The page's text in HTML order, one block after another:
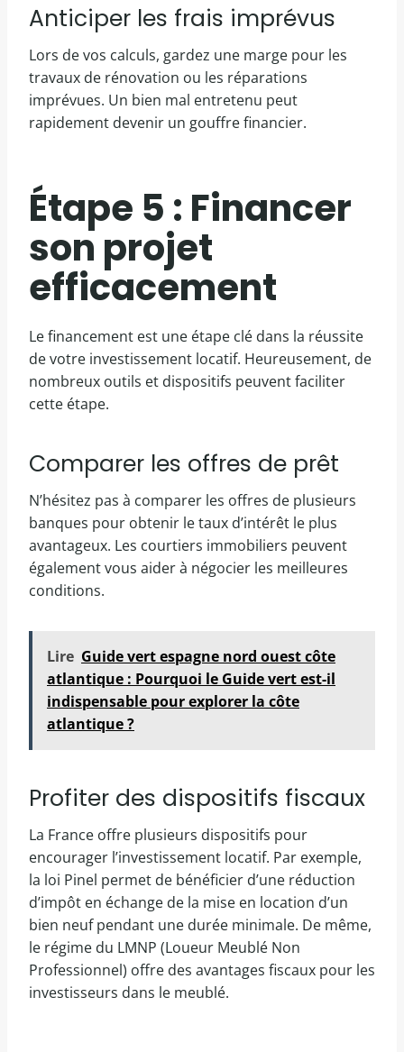
Anticiper les frais imprévus
Lors de vos calculs, gardez une marge pour les
travaux de rénovation ou les réparations
imprévues. Un bien mal entretenu peut
rapidement devenir un gouffre financier.
Étape 5 : Financer
son projet
efficacement
Le financement est une étape clé dans la réussite
de votre investissement locatif. Heureusement, de
nombreux outils et dispositifs peuvent faciliter
cette étape.
Comparer les offres de prêt
N’hésitez pas à comparer les offres de plusieurs
banques pour obtenir le taux d’intérêt le plus
avantageux. Les courtiers immobiliers peuvent
également vous aider à négocier les meilleures
conditions.
Lire Guide vert espagne nord ouest côte
atlantique : Pourquoi le Guide vert est-il
indispensable pour explorer la côte
atlantique ?
Profiter des dispositifs fiscaux
La France offre plusieurs dispositifs pour
encourager l’investissement locatif. Par exemple,
la loi Pinel permet de bénéficier d’une réduction
d’impôt en échange de la mise en location d’un
bien neuf pendant une durée minimale. De même,
le régime du LMNP (Loueur Meublé Non
Professionnel) offre des avantages fiscaux pour les
investisseurs dans le meublé.